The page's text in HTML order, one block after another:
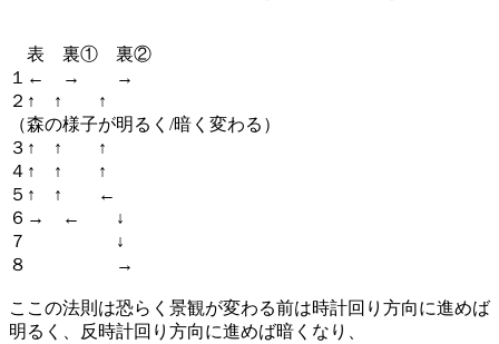
表 裏① 裏②
１← → →
２↑ ↑ ↑
（森の様子が明るく/暗く変わる）
３↑ ↑ ↑
４↑ ↑ ↑
５↑ ↑ ←
６→ ← ↓
７ ↓
８ →
ここの法則は恐らく景観が変わる前は時計回り方向に進めば
明るく、反時計回り方向に進めば暗くなり、